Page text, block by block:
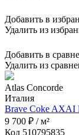
Добавить в
Удалить из
Добавить в
Удалить из
Atlas Concorde
Италия
Brave Coke AXAI
9 700 ₽ / м²
Код 510795835